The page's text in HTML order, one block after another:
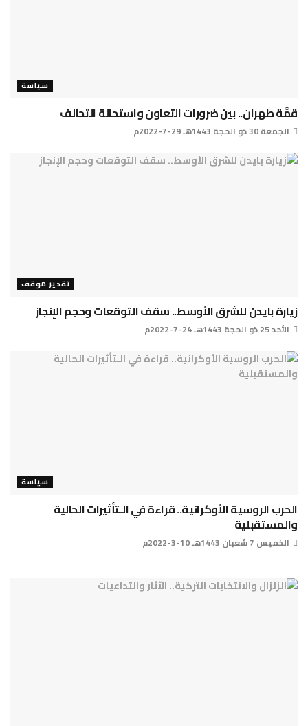
سياسة
قمَّة طهران.. بين ضرورات التعاون واستحالة التحالف
الجمعة 30 ذو الحجة 1443هـ 29-7-2022م
تقدير موقف
زيارة بايدن للشرق الأوسط.. سقف التوقعات وحجم الإنجاز
الأحد 25 ذو الحجة 1443هـ 24-7-2022م
سياسة
الحرب الروسية الأوكرانية.. قراءة في الـتأثيرات الحالية
والمستقبلية
الخميس 7 شعبان 1443هـ 10-3-2022م